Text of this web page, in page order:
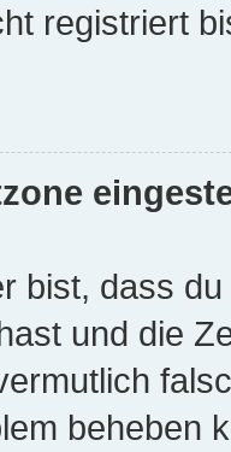
registriert
bist, dass
und die
beheben